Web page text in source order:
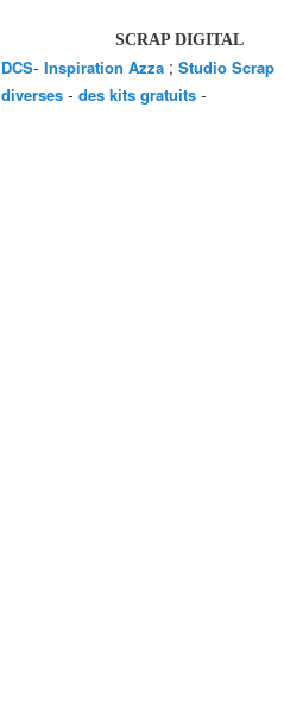
SCRAP DIGITAL
DCS- Inspiration Azza ; Studio Scrap
diverses - des kits gratuits -